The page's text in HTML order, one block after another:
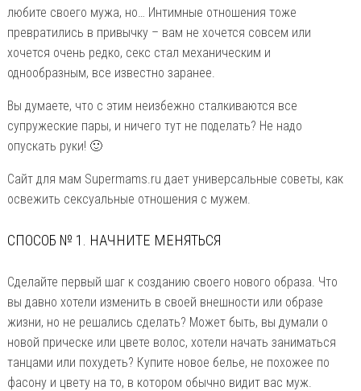
любите своего мужа, но… Интимные отношения тоже
превратились в привычку – вам не хочется совсем или
хочется очень редко, секс стал механическим и
однообразным, все известно заранее.
Вы думаете, что с этим неизбежно сталкиваются все
супружеские пары, и ничего тут не поделать? Не надо
опускать руки! 🙂
Сайт для мам Supermams.ru дает универсальные советы, как
освежить сексуальные отношения с мужем.
СПОСОБ № 1. НАЧНИТЕ МЕНЯТЬСЯ
Сделайте первый шаг к созданию своего нового образа. Что
вы давно хотели изменить в своей внешности или образе
жизни, но не решались сделать? Может быть, вы думали о
новой прическе или цвете волос, хотели начать заниматься
танцами или похудеть? Купите новое белье, не похожее по
фасону и цвету на то, в котором обычно видит вас муж.